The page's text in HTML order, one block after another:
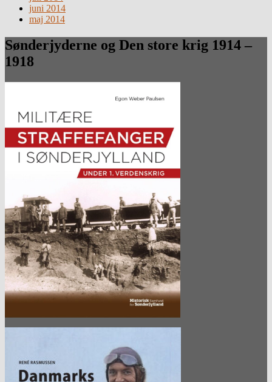
juni 2014
maj 2014
Sønderjyderne og Den store krig 1914 –
1918